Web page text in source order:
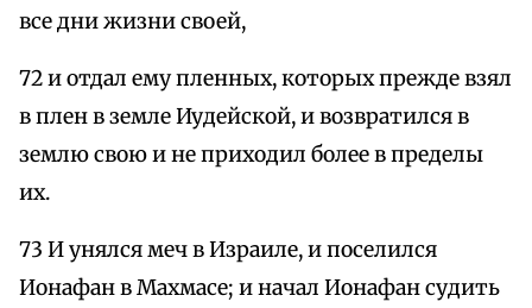
все дни жизни своей,
72 и отдал ему пленных, которых прежде взял
в плен в земле Иудейской, и возвратился в
землю свою и не приходил более в пределы
их.
73 И унялся меч в Израиле, и поселился
Ионафан в Махмасе; и начал Ионафан судить